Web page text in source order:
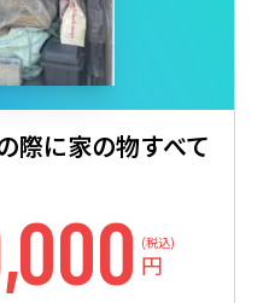
際に家の物すべて
(税込)
円